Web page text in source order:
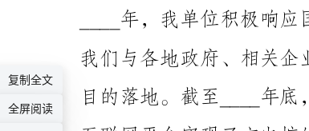
2.完善公共交通网络
复制全文
全屏阅读